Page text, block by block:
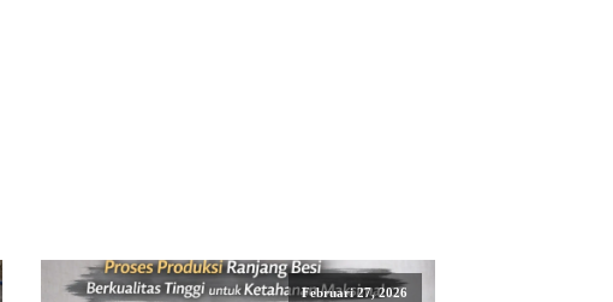
Februari 27, 2026